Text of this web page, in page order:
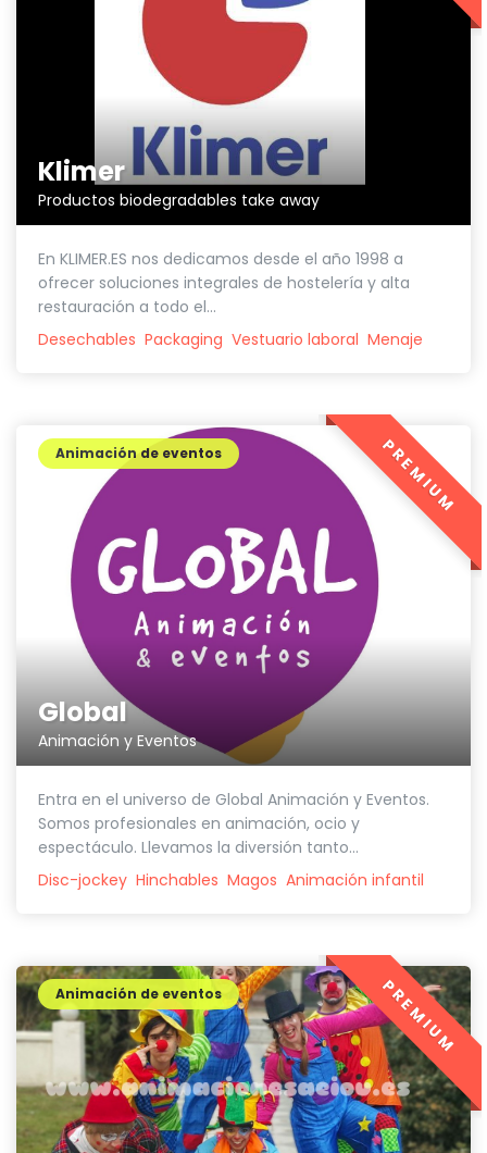
Klimer
Productos biodegradables take away
En KLIMER.ES nos dedicamos desde el año 1998 a
ofrecer soluciones integrales de hostelería y alta
restauración a todo el...
Desechables Packaging Vestuario laboral Menaje
Global
Animación y Eventos
Animación de eventos
Entra en el universo de Global Animación y Eventos.
Somos profesionales en animación, ocio y
espectáculo. Llevamos la diversión tanto...
Disc-jockey Hinchables Magos Animación infantil
PREMIUM
Animación de eventos PREMIUM